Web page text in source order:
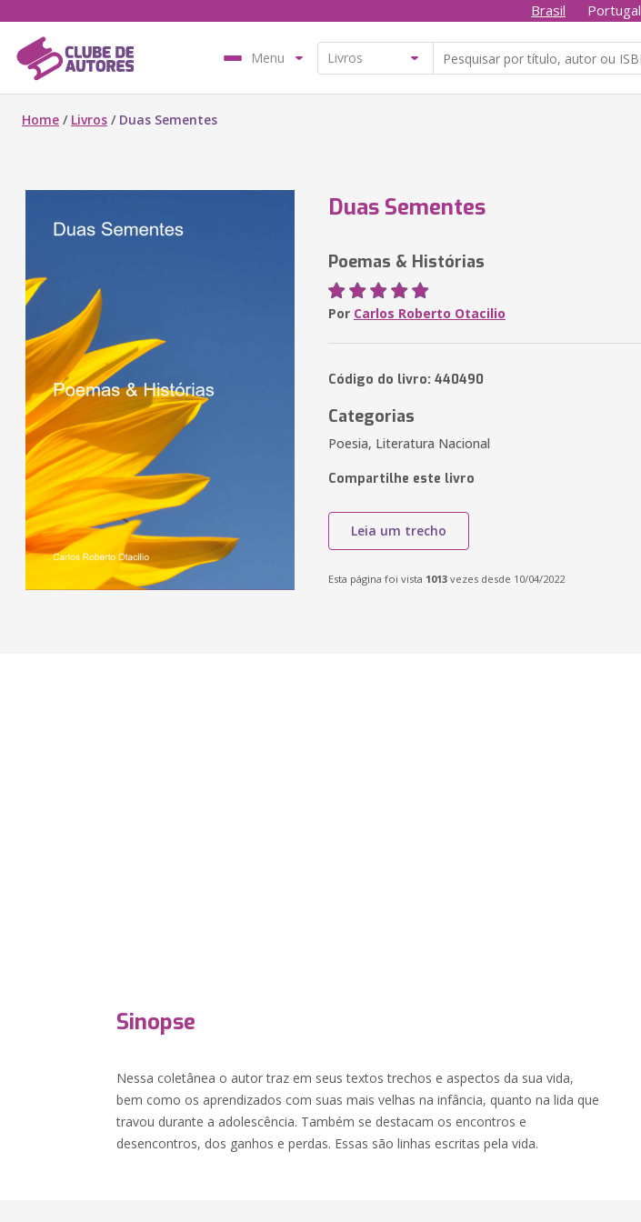
Brasil Portugal
Menu
Home / Livros / Duas Sementes
Duas Sementes
Poemas & Histórias
Por Carlos Roberto Otacilio
Código do livro: 440490
Categorias
Poesia, Literatura Nacional
Compartilhe este livro
Leia um trecho
Esta página foi vista 1013 vezes desde 10/04/2022
Sinopse
Nessa coletânea o autor traz em seus textos trechos e aspectos da sua vida,
bem como os aprendizados com suas mais velhas na infância, quanto na lida que
travou durante a adolescência. Também se destacam os encontros e
desencontros, dos ganhos e perdas. Essas são linhas escritas pela vida.